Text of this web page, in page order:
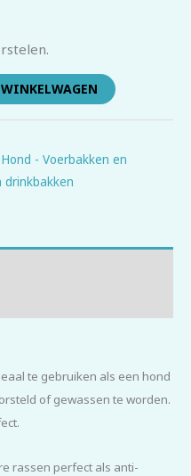
Hond - Voerbakken en
drinkbakken
te gebruiken als een hond
of gewassen te worden.
rassen perfect als anti-